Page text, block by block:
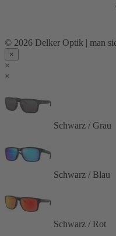
© 2026 Delker Optik | man
×
×
×
Schwarz / Grau
Schwarz / Blau
Schwarz / Rot